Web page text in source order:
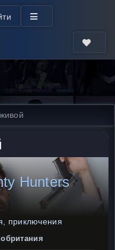
Hunters
приключения